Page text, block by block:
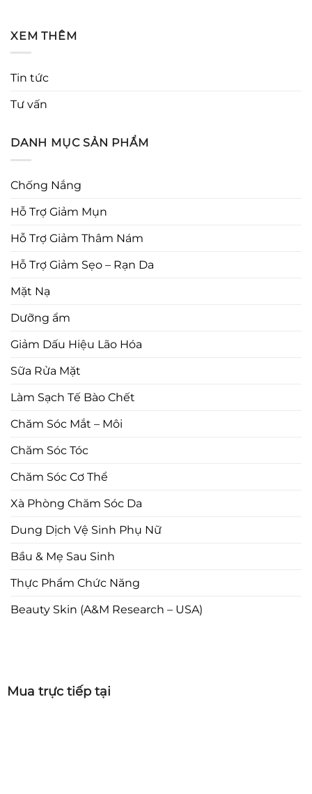
XEM THÊM
Tin tức
Tư vấn
DANH MỤC SẢN PHẨM
Chống Nắng
Hỗ Trợ Giảm Mụn
Hỗ Trợ Giảm Thâm Nám
Hỗ Trợ Giảm Sẹo – Rạn Da
Mặt Nạ
Dưỡng ẩm
Giảm Dấu Hiệu Lão Hóa
Sữa Rửa Mặt
Làm Sạch Tế Bào Chết
Chăm Sóc Mắt – Môi
Chăm Sóc Tóc
Chăm Sóc Cơ Thể
Xà Phòng Chăm Sóc Da
Dung Dịch Vệ Sinh Phụ Nữ
Bầu & Mẹ Sau Sinh
Thực Phẩm Chức Năng
Beauty Skin (A&M Research – USA)
Mua trực tiếp tại